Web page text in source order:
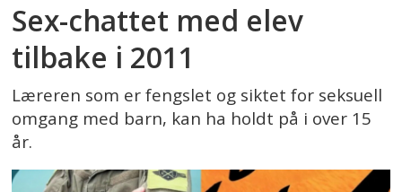
Sex-chattet med elev
tilbake i 2011
Læreren som er fengslet og siktet for seksuell
omgang med barn, kan ha holdt på i over 15
år.